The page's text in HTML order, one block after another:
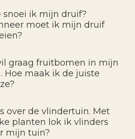
snoei ik mijn druif?
moet ik mijn druif
graag fruitbomen in mijn
Hoe maak ik de juiste
over de vlindertuin. Met
planten lok ik vlinders
mijn tuin?